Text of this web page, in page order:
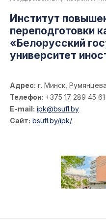
Институт
переподготовки
«Белорусский
университет
Адрес: г. Минск,
Телефон: +375 17 289 45 61
E-mail: ipk@bsufl.by
Сайт: bsufl.by/ipk/